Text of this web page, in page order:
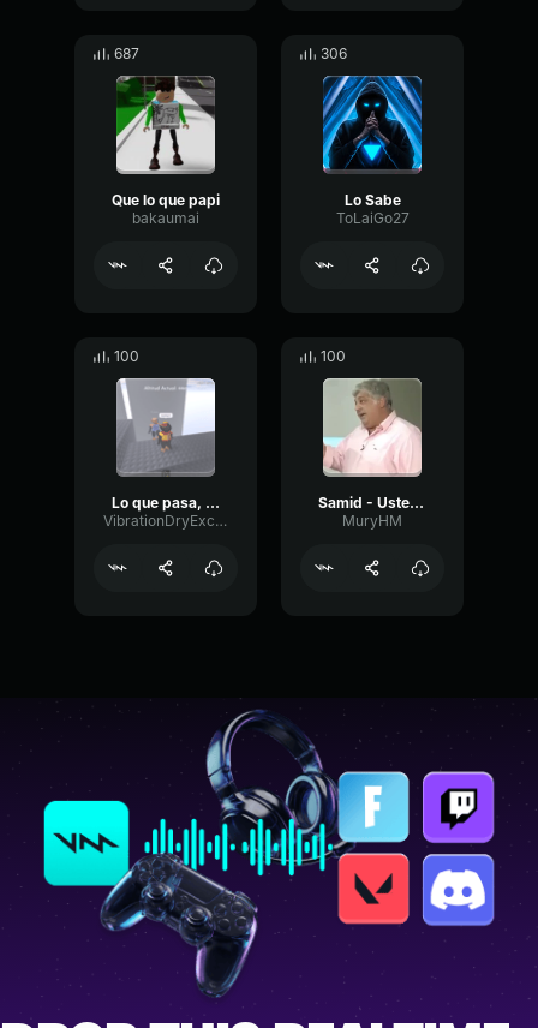
687
Que lo que papi
bakaumai
306
Lo Sabe
ToLaiGo27
100
Lo que pasa, Lo que pasa
VibrationDryExciter92742
100
Samid - Usted tiene que arrepentirse de lo que dijo
MuryHM